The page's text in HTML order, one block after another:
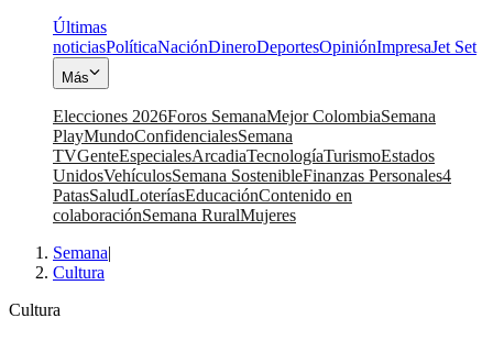
Últimas
noticiasPolíticaNaciónDineroDeportesOpiniónImpresaJet Set
Más
Elecciones 2026Foros SemanaMejor ColombiaSemana
PlayMundoConfidencialesSemana
TVGenteEspecialesArcadiaTecnologíaTurismoEstados
UnidosVehículosSemana SostenibleFinanzas Personales4
PatasSaludLoteríasEducaciónContenido en
colaboraciónSemana RuralMujeres
Semana|
Cultura
Cultura